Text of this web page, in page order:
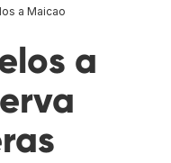
a Maicao
a